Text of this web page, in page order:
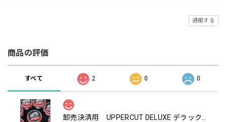
通報する
商品の評価
すべて 2 0 0